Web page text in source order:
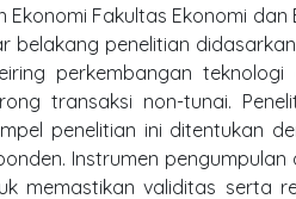
Ekonomi Fakultas Ekonomi
belakang penelitian
perkembangan
transaksi non-tunai.
penelitian ini ditentukan
Instrumen
memastikan validitas serta